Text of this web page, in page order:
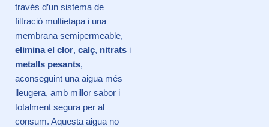
través d’un sistema de
filtració multietapa i una
membrana semipermeable,
elimina el clor, calç, nitrats i
metalls pesants,
aconseguint una aigua més
lleugera, amb millor sabor i
totalment segura per al
consum. Aquesta aigua no